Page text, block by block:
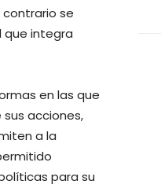
se
que integra
en las que
acciones,
a la
para su